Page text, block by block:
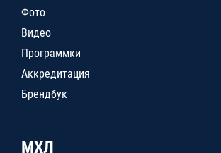
Фото
Видео
Программки
Аккредитация
Брендбук
МХЛ